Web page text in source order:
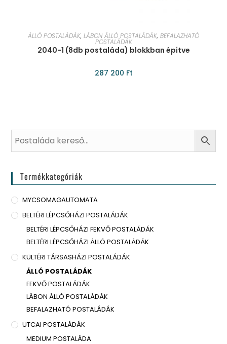
KOSÁRBA TESZEM
ÁLLÓ POSTALÁDÁK, LÁBON ÁLLÓ POSTALÁDÁK, BEFALAZHATÓ
POSTALÁDÁK
2040-1 (8db postaláda) blokkban épitve
287 200 Ft
Termékkategóriák
MYCSOMAGAUTOMATA
BELTÉRI LÉPCSŐHÁZI POSTALÁDÁK
BELTÉRI LÉPCSŐHÁZI FEKVŐ POSTALÁDÁK
BELTÉRI LÉPCSŐHÁZI ÁLLÓ POSTALÁDÁK
KÜLTÉRI TÁRSASHÁZI POSTALÁDÁK
ÁLLÓ POSTALÁDÁK
FEKVŐ POSTALÁDÁK
LÁBON ÁLLÓ POSTALÁDÁK
BEFALAZHATÓ POSTALÁDÁK
UTCAI POSTALÁDÁK
MEDIUM POSTALÁDA